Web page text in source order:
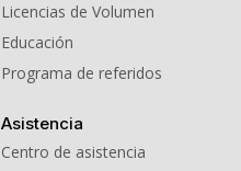
Licencias de Volumen
Educación
Programa de referidos
Asistencia
Centro de asistencia